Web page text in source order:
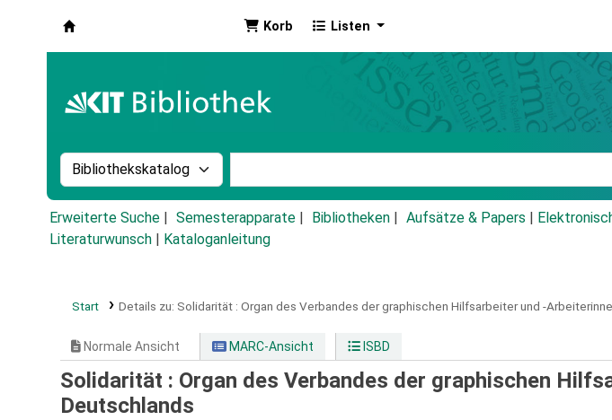
Korb Listen
Suche im Katalog nach:
Erweiterte Suche Semesterapparate Bibliotheken Aufsätze & Papers
Literaturwunsch
Kataloganleitung
Start Details zu: Solidarität : Organ des Verbandes der graphischen Hilfsarbeiter und -
Normale Ansicht MARC-Ansicht ISBD
Solidarität : Organ des Verbandes der graphischen
Deutschlands